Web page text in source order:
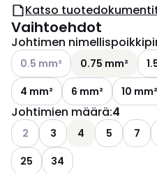
Katso
Vaihtoehdot
Johtimen
Katso käytettävissä olevat
0.5 mm² 0.75 mm²
4 mm²
6 mm² 10 mm²
Johtimien määrä:4
Katso käytettävissä olevat
2 3 4 5 7
25
34